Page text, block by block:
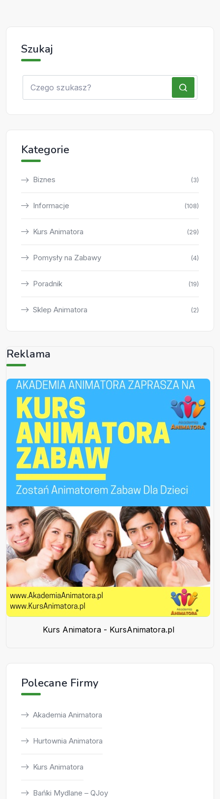
Szukaj
Kategorie
Biznes (3)
Informacje (108)
Kurs Animatora (29)
Pomysły na Zabawy (4)
Poradnik (19)
Sklep Animatora (2)
Reklama
Kurs Animatora - KursAnimatora.pl
Polecane Firmy
Akademia Animatora
Hurtownia Animatora
Kurs Animatora
Bańki Mydlane – QJoy